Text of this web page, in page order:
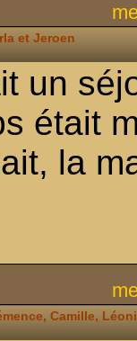
et Jeroen
un
était
la
Camille,